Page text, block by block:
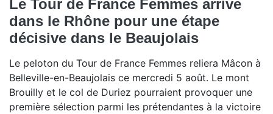
Le Tour de France Femmes arrive
dans le Rhône pour une étape
décisive dans le Beaujolais
Le peloton du Tour de France Femmes reliera Mâcon à
Belleville-en-Beaujolais ce mercredi 5 août. Le mont
Brouilly et le col de Duriez pourraient provoquer une
première sélection parmi les prétendantes à la victoire